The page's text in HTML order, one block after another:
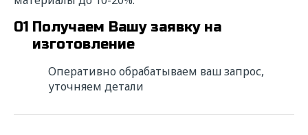
01 Получаем Вашу заявку на
изготовление
Оперативно обрабатываем ваш запрос,
уточняем детали